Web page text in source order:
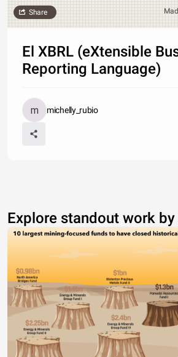
Share
El XBRL (eXtensible
Reporting Language)
michelly_rubio
Explore standout work